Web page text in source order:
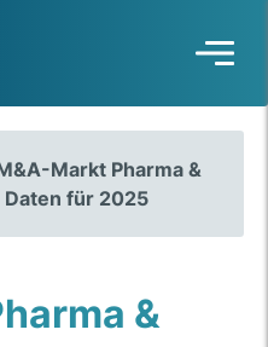
Markt Pharma &
für 2025
&